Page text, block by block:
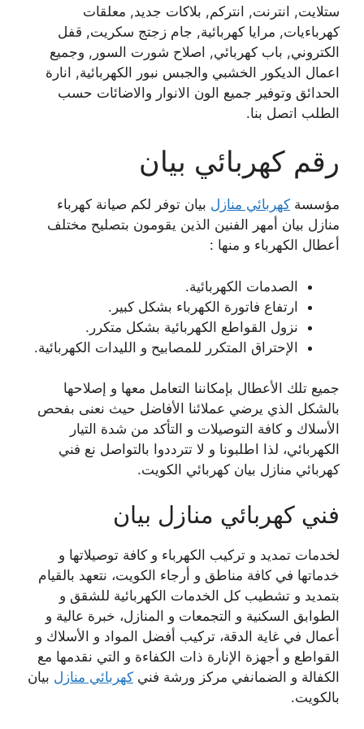
ستلايت, انترنت, انتركم, بلاكات جديد, معلقات
كهرباءيات, مرايا كهربائية, جام زجتج سكريت, قفل
الكتروني, باب كهربائي, اصلاح شورت السور, وجميع
اعمال الديكور الخشبي والجبس نبور الكهربائية, انارة
الحدائق وتوفير جميع الون الانوار والاضائات حسب
الطلب اتصل بنا.
رقم كهربائي بيان
مؤسسة كهربائي منازل بيان توفر لكم صيانة كهرباء
منازل بيان أمهر الفنين الذين يقومون بتصليح مختلف
أعطال الكهرباء و منها :
الصدمات الكهربائية.
ارتفاع فاتورة الكهرباء بشكل كبير.
نزول القواطع الكهربائية بشكل متكرر.
الإحتراق المتكرر للمصابيح و الليدات الكهربائية.
جميع تلك الأعطال بإمكاننا التعامل معها و إصلاحها
بالشكل الذي يرضي عملائنا الأفاضل حيث نعنى بفحص
الأسلاك و كافة التوصيلات و التأكد من شدة التيار
الكهربائي، لذا اطلبونا و لا تترددوا بالتواصل نع فني
كهربائي منازل بيان كهربائي الكويت.
فني كهربائي منازل بيان
لخدمات تمديد و تركيب الكهرباء و كافة توصيلاتها و
خدماتها في كافة مناطق و أرجاء الكويت، نتعهد بالقيام
بتمديد و تشطيب كل الخدمات الكهربائية للشقق و
الطوابق السكنية و التجمعات و المنازل، خبرة عالية و
أعمال في غاية الدقة، تركيب أفضل المواد و الأسلاك و
القواطع و أجهزة الإنارة ذات الكفاءة و التي نقدمها مع
الكفالة و الضمانفي مركز ورشة فني كهربائي منازل بيان
بالكويت.